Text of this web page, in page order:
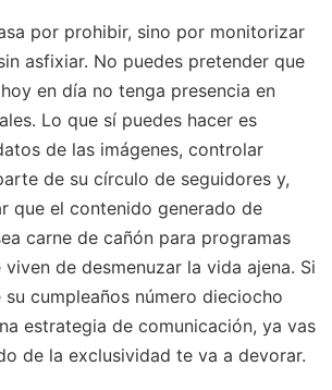
por prohibir, sino por monitorizar
asfixiar. No puedes pretender que
en día no tenga presencia en
Lo que sí puedes hacer es
de las imágenes, controlar
de su círculo de seguidores y,
que el contenido generado de
carne de cañón para programas
de desmenuzar la vida ajena. Si
cumpleaños número dieciocho
estrategia de comunicación, ya vas
de la exclusividad te va a devorar.